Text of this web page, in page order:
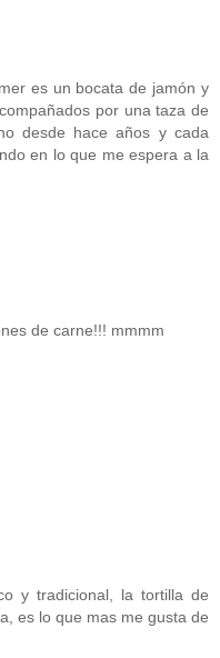
es un bocata de jamón y
por una taza de
desde hace años y cada
en lo que me espera a la
de carne!!! mmmm
y tradicional, la tortilla de
es lo que mas me gusta de